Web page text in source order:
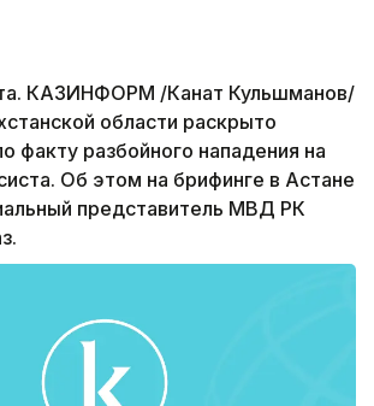
КАЗИНФОРМ /Канат Кульшманов/
области раскрыто
факту разбойного нападения на
Об этом на брифинге в Астане
представитель МВД РК